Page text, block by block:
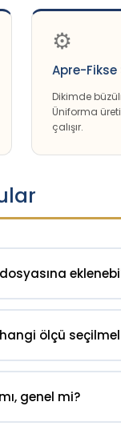
⚙️
Apre-
Dikimde
Üniforma
çalışır.
anında iletilir.
ölçü
2–3mm yuvarlak.
genel mi?